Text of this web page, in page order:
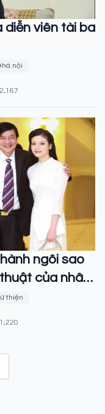
diễn viên tài ba
nội
2,167
ngôi sao
của nhân
thiện
1,220